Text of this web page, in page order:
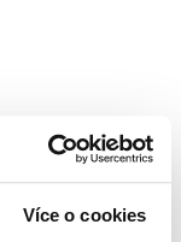
Více o cookies